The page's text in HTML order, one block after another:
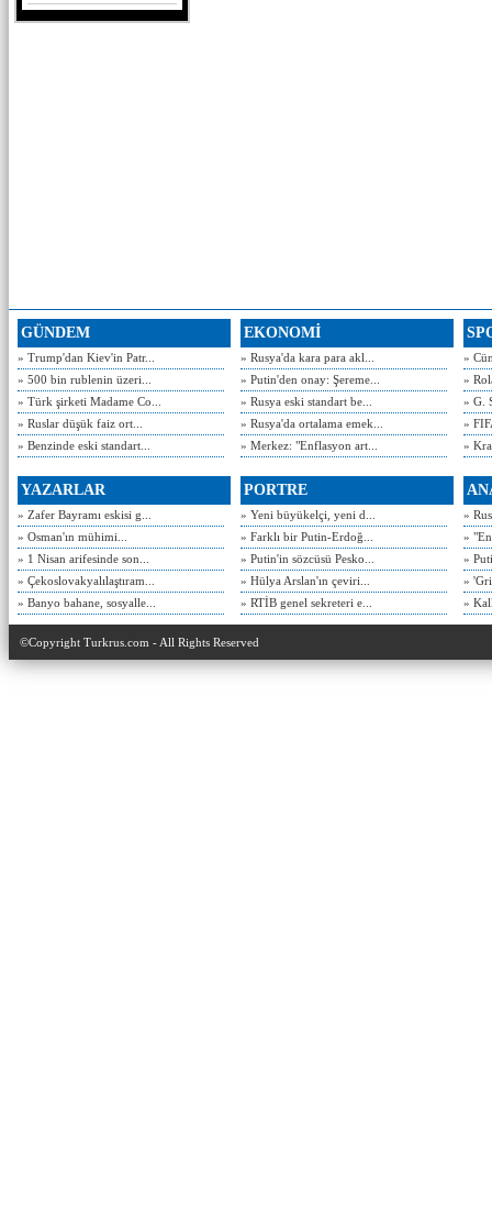
GÜNDEM
» Trump'dan Kiev'in Patr...
» 500 bin rublenin üzeri...
» Türk şirketi Madame Co...
» Ruslar düşük faiz ort...
» Benzinde eski standart...
EKONOMİ
» Rusya'da kara para akl...
» Putin'den onay: Şereme...
» Rusya eski standart be...
» Rusya'da ortalama emek...
» Merkez: "Enflasyon art...
»
»
» G.
»
»
YAZARLAR
» Zafer Bayramı eskisi g...
» Osman'ın mühimi...
» 1 Nisan arifesinde son...
» Çekoslovakyalılaştıram...
» Banyo bahane, sosyalle...
PORTRE
» Yeni büyükelçi, yeni d...
» Farklı bir Putin-Erdoğ...
» Putin'in sözcüsü Pesko...
» Hülya Arslan'ın çeviri...
» RTİB genel sekreteri e...
»
»
»
»
»
©Copyright Turkrus.com - All Rights Reserved